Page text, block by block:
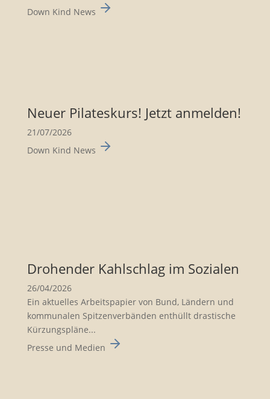
Down Kind News
Neuer Pilates­kurs! Jetzt anmelden!
21/07/2026
Down Kind News
Drohender Kahlschlag im Sozialen
26/04/2026
Ein aktuelles Arbeits­pa­pier von Bund, Ländern und
kommu­nalen Spitzen­ver­bänden enthüllt drasti­sche
Kürzungs­pläne...
Presse und Medien